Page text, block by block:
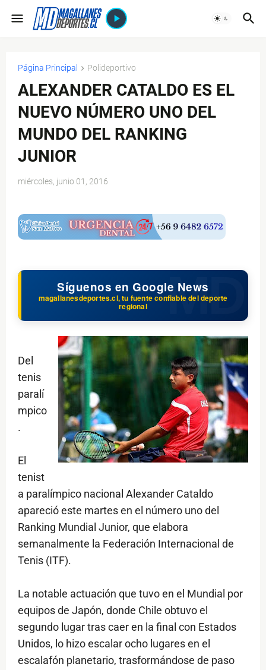
Página Principal Polideportivo
ALEXANDER CATALDO ES EL
NUEVO NÚMERO UNO DEL
MUNDO DEL RANKING
JUNIOR
miércoles, junio 01, 2016
Síguenos en Google News
magallanesdeportes.cl, tu fuente confiable del deporte
regional
Del
tenis
paralí
mpico
.
El
tenist
a paralímpico nacional Alexander Cataldo
apareció este martes en el número uno del
Ranking Mundial Junior, que elabora
semanalmente la Federación Internacional de
Tenis (ITF).
La notable actuación que tuvo en el Mundial por
equipos de Japón, donde Chile obtuvo el
segundo lugar tras caer en la final con Estados
Unidos, lo hizo escalar ocho lugares en el
escalafón planetario, trasformándose de paso